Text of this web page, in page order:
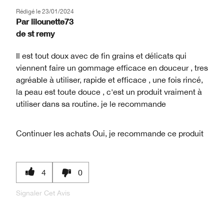
Rédigé le 23/01/2024
Par lilounette73
de st remy
Il est tout doux avec de fin grains et délicats qui
viennent faire un gommage efficace en douceur , tres
agréable à utiliser, rapide et efficace , une fois rincé,
la peau est toute douce , c'est un produit vraiment à
utiliser dans sa routine. je le recommande
Continuer les achats Oui, je recommande ce produit
4 0
Signaler Cet Avis